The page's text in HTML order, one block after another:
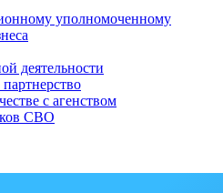
уполномоченному
деятельности
с агенством
СВО